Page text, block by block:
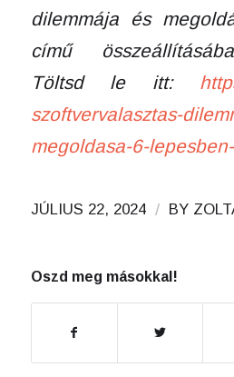
dilemmája és
című
Töltsd le itt:
szoftvervalasztas-
megoldasa-6-
JÚLIUS 22, 2024 / BY
Oszd meg másokkal!